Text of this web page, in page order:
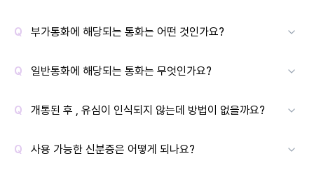
부가통화에 해당되는 통화는 어떤 것인가요?
일반통화에 해당되는 통화는 무엇인가요?
개통된 후 , 유심이 인식되지 않는데 방법이 없을까요?
사용 가능한 신분증은 어떻게 되나요?